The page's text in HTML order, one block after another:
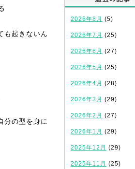
も起きないん
分の型を身に
2026年8月 (5)
2026年7月 (25)
2026年6月 (27)
2026年5月 (25)
2026年4月 (28)
2026年3月 (29)
2026年2月 (27)
2026年1月 (29)
2025年12月 (29)
2025年11月 (25)